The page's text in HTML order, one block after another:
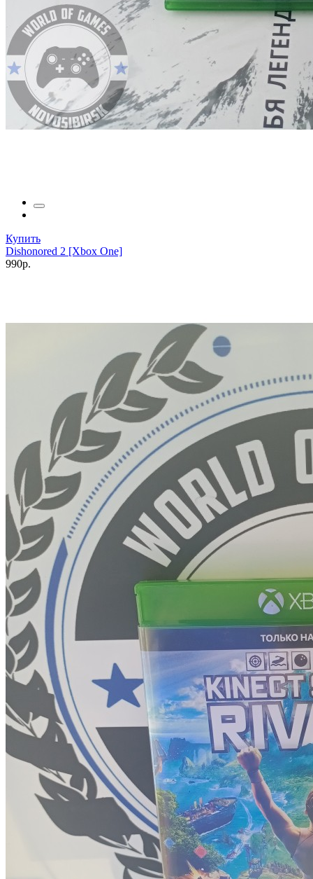
Купить
Dishonored 2 [Xbox One]
990р.